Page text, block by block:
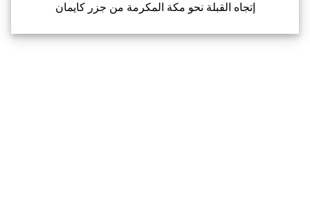
إتجاه القبلة نحو مكة المكرمة من جزر كايمان